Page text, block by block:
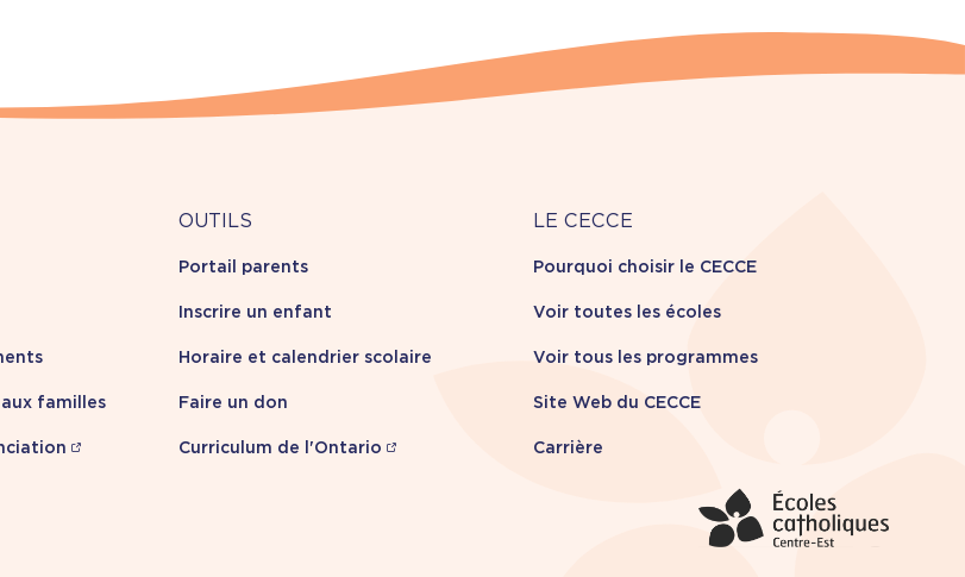
familles
Outils
OUTILS
Portail parents
Inscrire un enfant
Horaire et calendrier scolaire
Faire un don
Curriculum de l'Ontario
Carrière
LE CECCE
Pourquoi choisir le CECCE
Voir toutes les écoles
Voir tous les programmes
Site Web du CECCE
Carrière